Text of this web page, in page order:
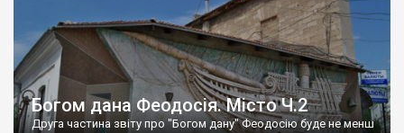
Богом дана Феодосія. Місто Ч.2
Друга частина звіту про "Богом дану" Феодосію буде не менш